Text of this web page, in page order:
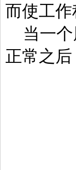
而使工作
当一个
正常之